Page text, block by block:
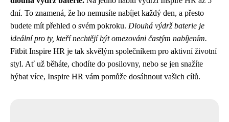
dní. To znamená, že ho nemusíte nabíjet každý den, a přesto
budete mít přehled o svém pokroku. Dlouhá výdrž baterie je
ideální pro ty, kteří nechtějí být omezováni častým nabíjením.
Fitbit Inspire HR je tak skvělým společníkem pro aktivní životní
styl. Ať už běháte, chodíte do posilovny, nebo se jen snažíte
hýbat více, Inspire HR vám pomůže dosáhnout vašich cílů.